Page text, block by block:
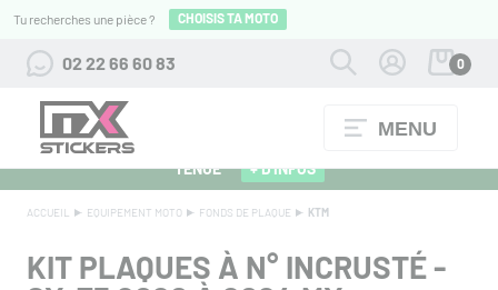
Tu recherches une pièce ? CHOISIS TA MOTO
02 22 66 60 83 0
MENU
ALPINESTARS 27 : FLOCAGE OFFERT POUR L'ACHAT D'UNE
TENUE
+ D'INFOS
ACCUEIL EQUIPEMENT MOTO FONDS DE PLAQUE KTM
KIT PLAQUES À N° INCRUSTÉ -